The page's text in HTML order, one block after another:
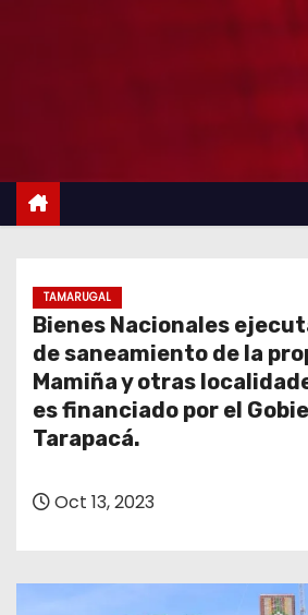
TAMARUGAL
Bienes Nacionales
de saneamiento de la
Mamiña y otras
es financiado por el
Tarapacá.
Oct 13, 2023